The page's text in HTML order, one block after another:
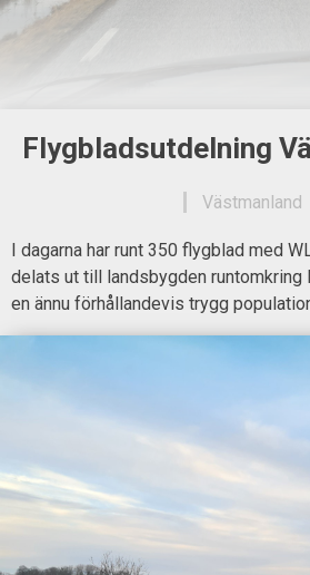
Flygbladsutdelning
Västmanland
I dagarna har runt 350 flygblad med
delats ut till landsbygden runtomkring
en ännu förhållandevis trygg